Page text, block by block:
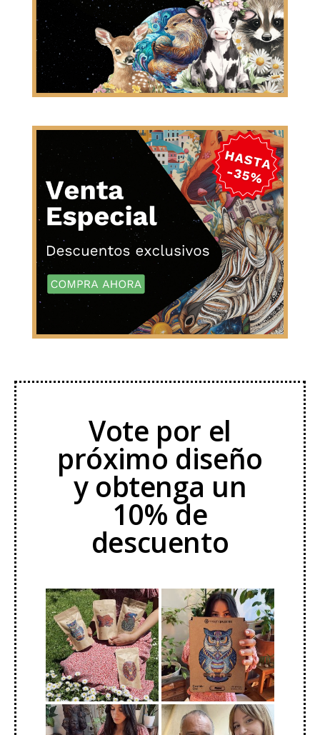
Vote por el
próximo diseño
y obtenga un
10% de
descuento